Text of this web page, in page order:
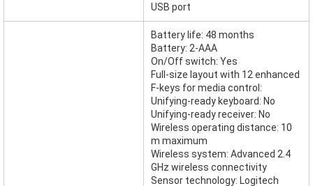
USB port
Battery life: 48 months
Battery: 2-AAA
On/Off switch: Yes
Full-size layout with 12 enhanced
F-keys for media control:
Unifying-ready keyboard: No
Unifying-ready receiver: No
Wireless operating distance: 10
m maximum
Wireless system: Advanced 2.4
GHz wireless connectivity
Sensor technology: Logitech